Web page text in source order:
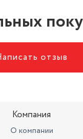
отзыв
Компания
О компании